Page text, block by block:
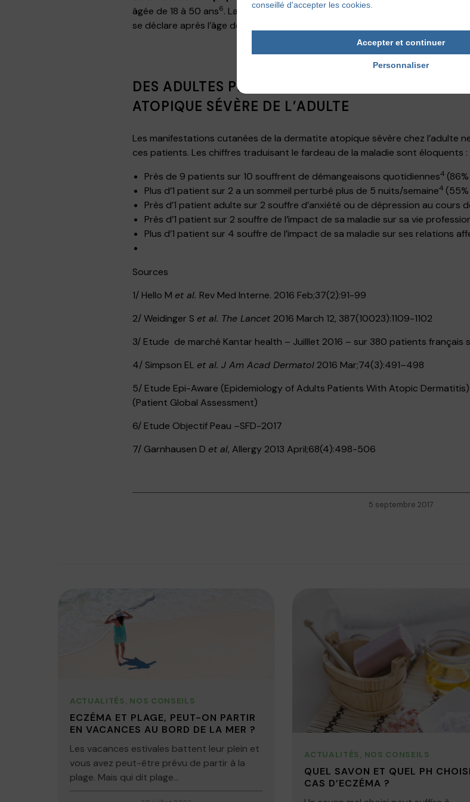
âgée de 18 à 50 ans6. La maladie débute généralement dans la petite
se déclare après l’âge de 20 ans
DES ADULTES PRISONNIERS D’UNE PEAU À VIF À
ATOPIQUE SÉVÈRE DE L’ADULTE
Les manifestations cutanées de la dermatite atopique sévère chez l’adulte
ces patients. Les chiffres traduisant le fardeau de la maladie sont éloquents :
Près de 9 patients sur 10 souffrent de démangeaisons quotidiennes4
Plus d’1 patient sur 2 a un sommeil perturbé plus de 5 nuits/semaine4
Près d’1 patient adulte sur 2 souffre d’anxiété ou de dépression au cours
Près d’1 patient sur 2 souffre de l’impact de sa maladie sur sa vie
Plus d’1 patient sur 4 souffre de l’impact de sa maladie sur ses relations
Sources
1/ Hello M et al. Rev Med Interne. 2016 Feb;37(2):91-99
2/ Weidinger S et al. The Lancet 2016 March 12, 387(10023):1109-1102
3/ Etude de marché Kantar health – Juilllet 2016 – sur 380 patients français
4/ Simpson EL et al. J Am Acad Dermatol 2016 Mar;74(3):491–498
5/ Etude Epi-Aware (Epidemiology of Adults Patients With Atopic Dermatitis)
(Patient Global Assessment)
6/ Etude Objectif Peau –SFD-2017
7/ Garnhausen D et al, Allergy 2013 April;68(4):498-506
5 septembre 2017
ACTUALITÉS, NOS CONSEILS
ECZÉMA ET PLAGE, PEUT-ON PARTIR
EN VACANCES AU BORD DE LA MER ?
Les vacances estivales battent leur plein et
vous avez peut-être prévu de partir à la
plage. Mais qui dit plage...
ACTUALITÉS, NOS CONSEILS
QUEL SAVON ET QUEL PH
CAS D’ECZÉMA ?
conseillé d'accepter les cookies.
Accepter et continuer
Personnaliser